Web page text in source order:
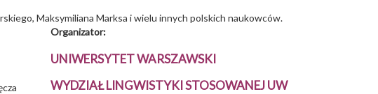
Maksymiliana Marksa i wielu innych polskich naukowców.
Organizator:
UNIWERSYTET WARSZAWSKI
WYDZIAŁ LINGWISTYKI STOSOWANEJ UW